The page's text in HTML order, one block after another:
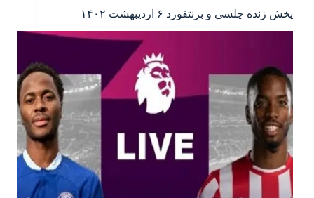
پخش زنده چلسی و برنتفورد ۶ اردیبهشت ۱۴۰۲